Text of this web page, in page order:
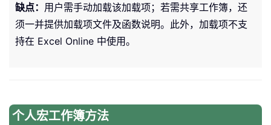
缺点： 用户需手动加载该加载项；若需共享工作簿，还
须一并提供加载项文件及函数说明。此外，加载项不支
持在 Excel Online 中使用。
个人宏工作簿方法